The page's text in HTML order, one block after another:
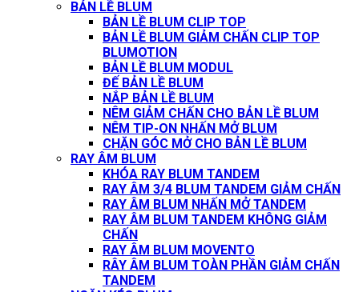
BẢN LỀ BLUM
BẢN LỀ BLUM CLIP TOP
BẢN LỀ BLUM GIẢM CHẤN CLIP TOP
BLUMOTION
BẢN LỀ BLUM MODUL
ĐẾ BẢN LỀ BLUM
NẮP BẢN LỀ BLUM
NÊM GIẢM CHẤN CHO BẢN LỀ BLUM
NÊM TIP-ON NHẤN MỞ BLUM
CHẶN GÓC MỞ CHO BẢN LỀ BLUM
RAY ÂM BLUM
KHÓA RAY BLUM TANDEM
RAY ÂM 3/4 BLUM TANDEM GIẢM CHẤN
RAY ÂM BLUM NHẤN MỞ TANDEM
RAY ÂM BLUM TANDEM KHÔNG GIẢM
CHẤN
RAY ÂM BLUM MOVENTO
RÂY ÂM BLUM TOÀN PHẦN GIẢM CHẤN
TANDEM